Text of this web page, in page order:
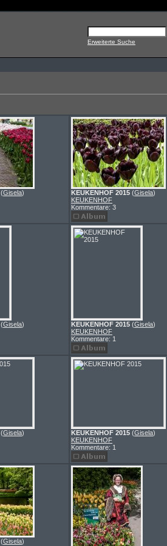
Erweiterte Suche
(Gisela)
KEUKENHOF 2015 (Gisela)
KEUKENHOF
Kommentare: 3
(Gisela)
KEUKENHOF 2015 (Gisela)
KEUKENHOF
Kommentare: 1
(Gisela)
KEUKENHOF 2015 (Gisela)
KEUKENHOF
Kommentare: 1
(Gisela)